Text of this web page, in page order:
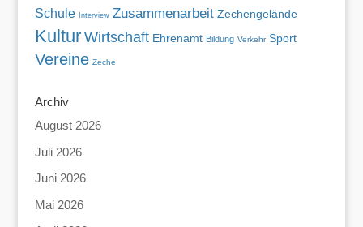
Schule Interview Zusammenarbeit Zechengelände
Kultur Wirtschaft Ehrenamt Bildung Verkehr Sport
Vereine Zeche
Archiv
August 2026
Juli 2026
Juni 2026
Mai 2026